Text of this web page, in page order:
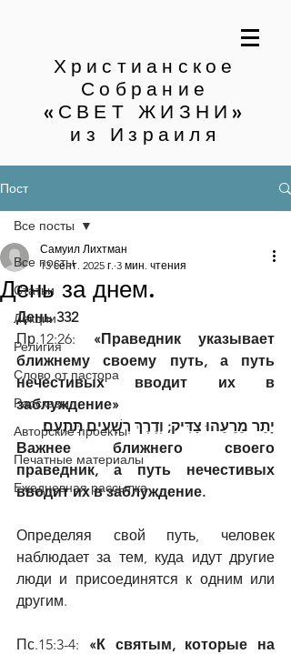
Христианское
Собрание
«СВЕТ ЖИЗНИ»
из Израиля
Пост
Все посты
Статьи
Лекции
Религия
Слово от пастора
Рассказы
Авторские проекты
Печатные материалы
Ежедневная рассылка
Все посты
День за днем.
Самуил Лихтман
13 сент. 2025 г. 3 мин. чтения
День 332
Пр.12:26: «Праведник указывает
ближнему своему путь, а путь
нечестивых вводит их в
заблуждение»
יָתֵר מֵרֵעֵהוּ צַדִּיק; וְדֶרֶךְ רְשָׁעִים תַּתְעֵם׃
Важнее ближнего своего
праведник, а путь нечестивых
вводит их в заблуждение.
Определяя свой путь, человек
наблюдает за тем, куда идут другие
люди и присоединятся к одним или
другим.
Пс.15:3-4: «К святым, которые на